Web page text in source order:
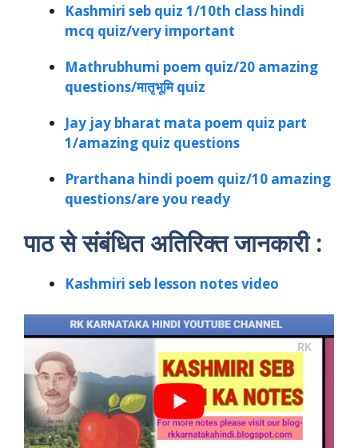
Kashmiri seb quiz 1/10th class hindi
mcq quiz/very important
Mathrubhumi poem quiz/20 amazing
questions/मातृभूमि quiz
Jay jay bharat mata poem quiz part
1/amazing quiz questions
Prarthana hindi poem quiz/10 amazing
questions/are you ready
पाठ से संबंधित अतिरिक्त जानकारी :
Kashmiri seb lesson notes video